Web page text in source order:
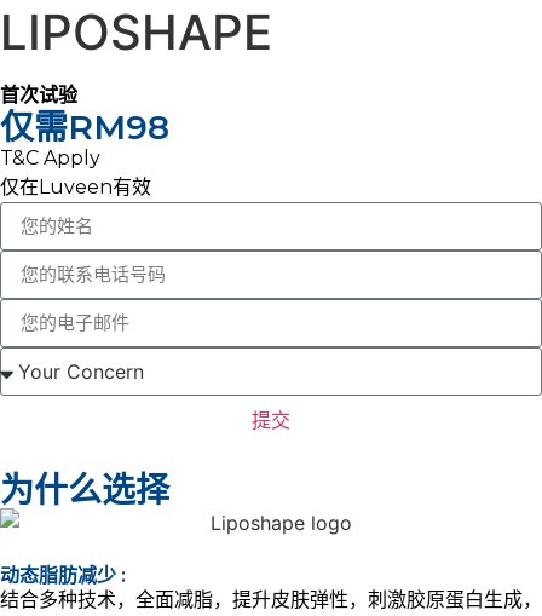
LIPOSHAPE
首次试验
仅需RM98
T&C Apply
仅在Luveen有效
提交
为什么选择
动态脂肪减少 :
结合多种技术，全面减脂，提升皮肤弹性，刺激胶原蛋白生成，